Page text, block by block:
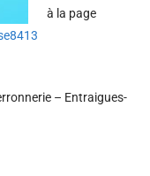
à la page
– Entraigues-